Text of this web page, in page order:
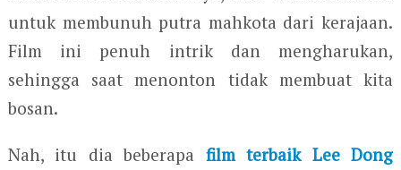
untuk membunuh putra mahkota dari kerajaan.
Film ini penuh intrik dan mengharukan,
sehingga saat menonton tidak membuat kita
bosan.
Nah, itu dia beberapa film terbaik Lee Dong